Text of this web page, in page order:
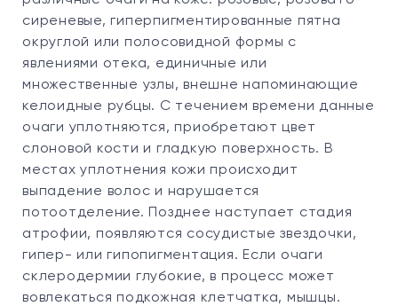
сиреневые, гиперпигментированные пятна
округлой или полосовидной формы с
явлениями отека, единичные или
множественные узлы, внешне напоминающие
келоидные рубцы. С течением времени данные
очаги уплотняются, приобретают цвет
слоновой кости и гладкую поверхность. В
местах уплотнения кожи происходит
выпадение волос и нарушается
потоотделение. Позднее наступает стадия
атрофии, появляются сосудистые звездочки,
гипер- или гипопигментация. Если очаги
склеродермии глубокие, в процесс может
вовлекаться подкожная клетчатка, мышцы.